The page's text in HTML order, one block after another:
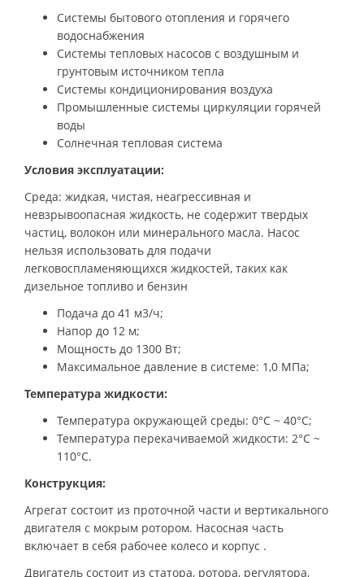
Системы бытового отопления и горячего
водоснабжения
Системы тепловых насосов с воздушным и
грунтовым источником тепла
Системы кондиционирования воздуха
Промышленные системы циркуляции горячей
воды
Солнечная тепловая система
Условия эксплуатации:
Среда: жидкая, чистая, неагрессивная и
невзрывоопасная жидкость, не содержит твердых
частиц, волокон или минерального масла. Насос
нельзя использовать для подачи
легковоспламеняющихся жидкостей, таких как
дизельное топливо и бензин
Подача до 41 м3/ч;
Напор до 12 м;
Мощность до 1300 Вт;
Максимальное давление в системе: 1,0 МПа;
Температура жидкости:
Температура окружающей среды: 0°C ~ 40°C;
Температура перекачиваемой жидкости: 2°C ~
110°C.
Конструкция:
Агрегат состоит из проточной части и вертикального
двигателя с мокрым ротором. Насосная часть
включает в себя рабочее колесо и корпус .
Двигатель состоит из статора, ротора, регулятора,